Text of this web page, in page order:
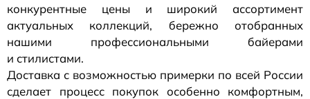
конкурентные цены и широкий ассортимент
актуальных коллекций, бережно отобранных
нашими профессиональными байерами
и стилистами.
Доставка с возможностью примерки по всей России
сделает процесс покупок особенно комфортным,